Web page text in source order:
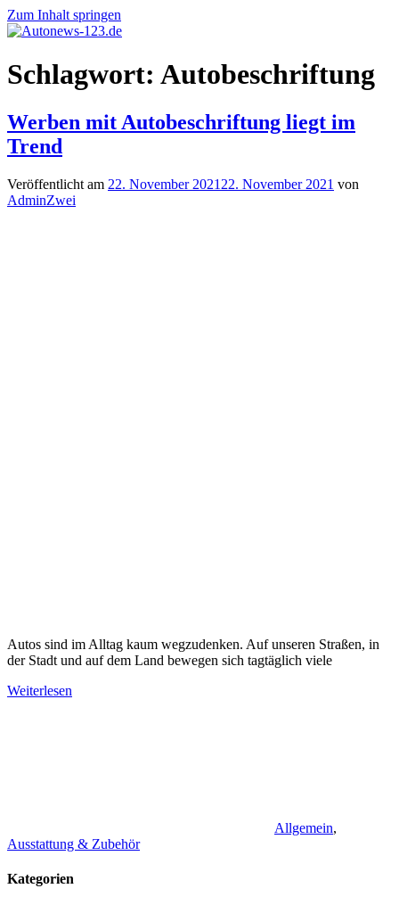
Zum Inhalt springen
Autonews-
123.de
Autonews
mit
Schlagwort: Autobeschriftung
Werben mit Autobeschriftung liegt im
Trend
Veröffentlicht am 22. November 2021 22. November 2021 von
AdminZwei
Autos sind im Alltag kaum wegzudenken. Auf unseren Straßen, in
der Stadt und auf dem Land bewegen sich tagtäglich viele
Weiterlesen
Allgemein,
Ausstattung & Zubehör
Kategorien